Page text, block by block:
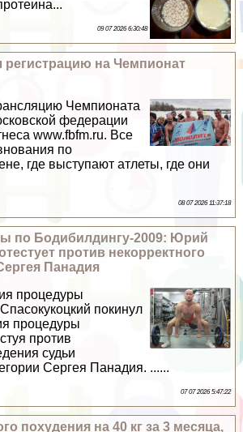
09 07 2026 6:30:48
на Чемпионат
Чемпионата
федерации
www.fbfm.ru. Все
по
где выступают атлеты, где они
08 07 2026 11:37:18
по Бодибилдингу-2009: Юрий
против некорректного
Панадия
процедуры
покинул
процедуры
против
судьи
Сергея Панадия. ......
07 07 2026 5:47:22
похудения на 40 кг за 3 месяца,